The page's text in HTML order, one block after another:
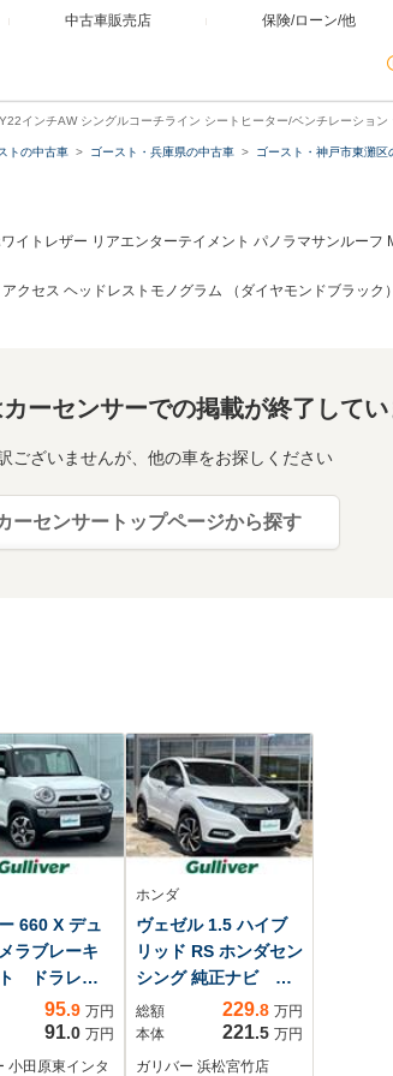
中古車販売店 保険/ローン/他
インチAW シングルコーチライン シートヒーター/ベンチレーショ
トの中古車 ゴースト・兵庫県の中古車 ゴースト・神戸市東灘区
イトレザー リアエンターテイメント パノラマサンルーフ
クセス ヘッドレストモノグラム （ダイヤモンドブラック）
ーセンサーでの掲載が終了して
ございませんが、他の車をお探しください
ーセンサートップページから探す
660 X デュ
ラブレーキ
ドラレ
シートヒー
ナビ バッ
ラ ETC Sエ
95.9 万円
91.0 万円
小田原東インタ
ホンダ
ヴェゼル 1.5 ハイブ
リッド RS ホンダセン
シング 純正ナビ バ
ックカメラ ドライ
ブレコーダー
ETC パドルシフ
総額 229.8 万円
本体
221.5 万円
ガリバー 浜松宮竹店